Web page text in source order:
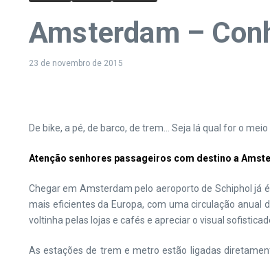
Amsterdam –
23 de novembro de 2015
De bike, a pé, de barco, de trem… Seja lá qual for o
Atenção senhores passageiros com destino a
Chegar em Amsterdam pelo aeroporto de Schiphol já
mais eficientes da Europa, com uma circulação anual
voltinha pelas lojas e cafés e apreciar o visual
As estações de trem e metro estão ligadas